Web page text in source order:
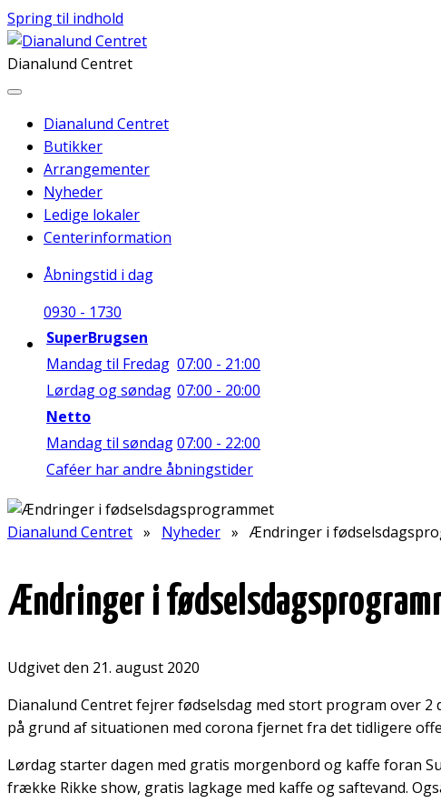
Spring til indhold
Dianalund Centret
Dianalund Centret
Butikker
Arrangementer
Nyheder
Ledige lokaler
Centerinformation
Åbningstid i dag
0930 - 1730
SuperBrugsen
Mandag til Fredag 07:00 - 21:00
Lørdag og søndag 07:00 - 20:00
Netto
Mandag til søndag07:00 - 22:00
Caféer har andre åbningstider
Dianalund Centret » Nyheder » Ændringer i
Ændringer i
Udgivet den 21. august 2020
Dianalund Centret fejrer fødselsdag med stort program over
på grund af situationen med corona fjernet fra det tidligere
Lørdag starter dagen med gratis morgenbord og kaffe foran
frække Rikke show, gratis lagkage med kaffe og saftevand.